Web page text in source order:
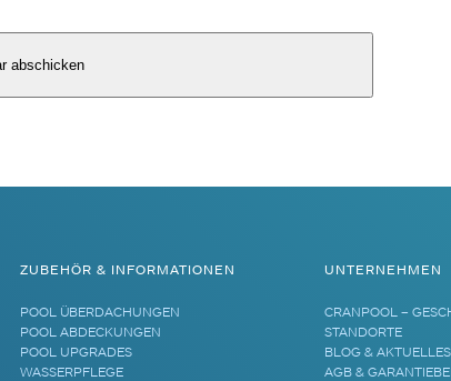
ZUBEHÖR & INFORMATIONEN
POOL ÜBERDACHUNGEN
POOL ABDECKUNGEN
POOL UPGRADES
WASSERPFLEGE
UNTERNEHMEN
CRANPOOL –
STANDORTE
BLOG & AKTUELLES
AGB &